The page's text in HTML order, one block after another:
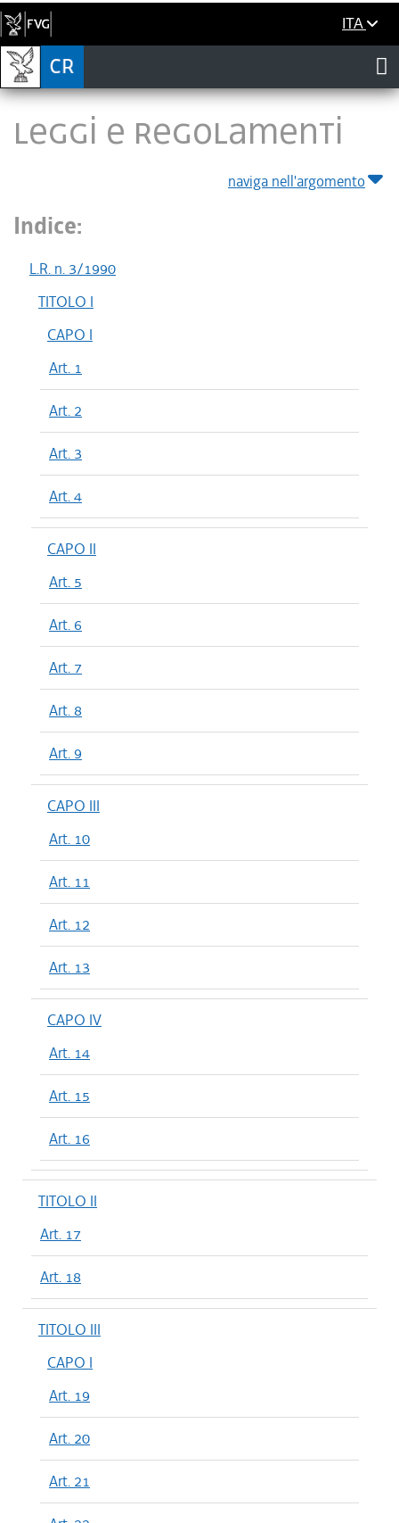
ITA
LEGGI E REGOLAMENTI
naviga nell'argomento
Indice:
L.R. n. 3/1990
TITOLO I
CAPO I
Art. 1
Art. 2
Art. 3
Art. 4
CAPO II
Art. 5
Art. 6
Art. 7
Art. 8
Art. 9
CAPO III
Art. 10
Art. 11
Art. 12
Art. 13
CAPO IV
Art. 14
Art. 15
Art. 16
TITOLO II
Art. 17
Art. 18
TITOLO III
CAPO I
Art. 19
Art. 20
Art. 21